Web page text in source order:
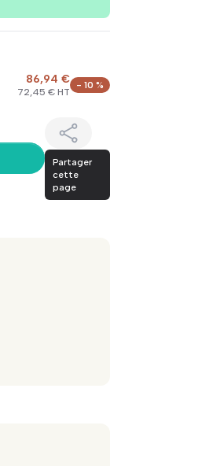
86,94 €
72,45 € HT
- 10 %
Partager
cette
page